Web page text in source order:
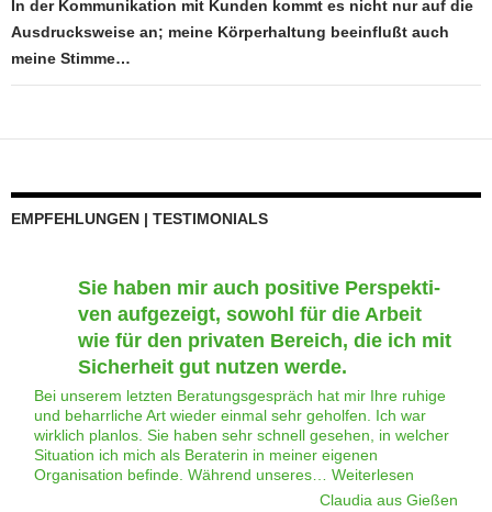
In der Kom­mu­ni­ka­ti­on mit Kun­den kommt es nicht nur auf die
Aus­drucks­wei­se an; mei­ne Kör­per­hal­tung beein­flußt auch
mei­ne Stimme…
EMPFEH­LUNGEN | TESTIMONIALS
Sie haben mir auch posi­ti­ve Per­spek­ti­
ven auf­ge­zeigt, sowohl für die Arbeit
wie für den pri­va­ten Bereich, die ich mit
Sicher­heit gut nut­zen werde.
Bei unserem letzten Beratungsgespräch hat mir Ihre ruhige
und beharrliche Art wieder einmal sehr geholfen. Ich war
wirklich planlos. Sie haben sehr schnell gesehen, in welcher
Situation ich mich als Beraterin in meiner eigenen
Organisation befinde. Während unseres… Weiterlesen
Claudia aus Gießen